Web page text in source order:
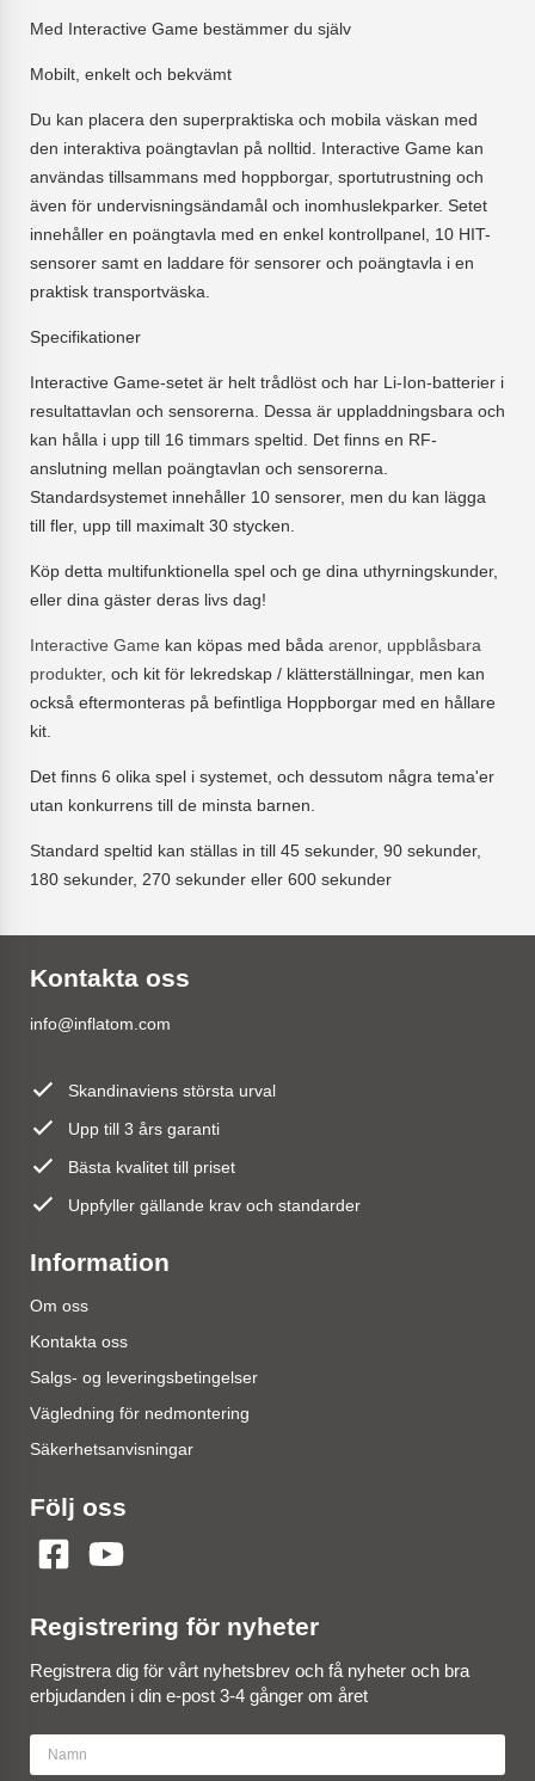
Med Interactive Game bestämmer du själv
Mobilt, enkelt och bekvämt
Du kan placera den superpraktiska och mobila väskan med
den interaktiva poängtavlan på nolltid. Interactive Game kan
användas tillsammans med hoppborgar, sportutrustning och
även för undervisningsändamål och inomhuslekparker. Setet
innehåller en poängtavla med en enkel kontrollpanel, 10 HIT-
sensorer samt en laddare för sensorer och poängtavla i en
praktisk transportväska.
Specifikationer
Interactive Game-setet är helt trådlöst och har Li-Ion-batterier i
resultattavlan och sensorerna. Dessa är uppladdningsbara och
kan hålla i upp till 16 timmars speltid. Det finns en RF-
anslutning mellan poängtavlan och sensorerna.
Standardsystemet innehåller 10 sensorer, men du kan lägga
till fler, upp till maximalt 30 stycken.
Köp detta multifunktionella spel och ge dina uthyrningskunder,
eller dina gäster deras livs dag!
Interactive Game kan köpas med båda arenor, uppblåsbara
produkter, och kit för lekredskap / klätterställningar, men kan
också eftermonteras på befintliga Hoppborgar med en hållare
kit.
Det finns 6 olika spel i systemet, och dessutom några tema'er
utan konkurrens till de minsta barnen.
Standard speltid kan ställas in till 45 sekunder, 90 sekunder,
180 sekunder, 270 sekunder eller 600 sekunder
Kontakta oss
info@inflatom.com
Skandinaviens största urval
Upp till 3 års garanti
Bästa kvalitet till priset
Uppfyller gällande krav och standarder
Information
Om oss
Kontakta oss
Salgs- og leveringsbetingelser
Vägledning för nedmontering
Säkerhetsanvisningar
Följ oss
Registrering för nyheter
Registrera dig för vårt nyhetsbrev och få nyheter och bra
erbjudanden i din e-post 3-4 gånger om året